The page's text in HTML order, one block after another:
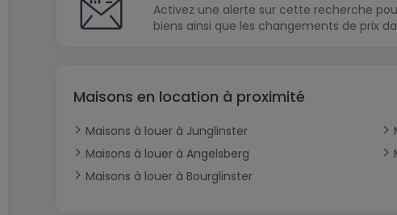
Maison jumelée
Château
Corps de ferme
Châlet
Studio
Triplex
Mansarde
Rez-de-chaussée
Lotissement
Modèle de maison
Immeuble de rapport
Terrain non constructible
Garage - Parking
Garage fermé
Bureau
Local commercial
Fonds de Commerce
Activez une alerte sur cette recherche
biens ainsi que les changements de prix
Maisons en location à proximité
Maisons à louer à Junglinster
Maisons à louer à Angelsberg
Maisons à louer à Bourglinster